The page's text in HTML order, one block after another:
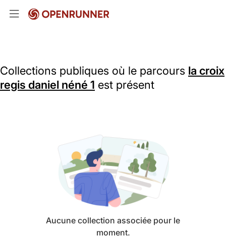
Collections publiques où le parcours la croix
regis daniel néné 1 est présent
Aucune collection associée pour le
moment.